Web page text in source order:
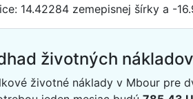
14.42284 zemepisnej šírky a -
životných
životné náklady v Mbour pre